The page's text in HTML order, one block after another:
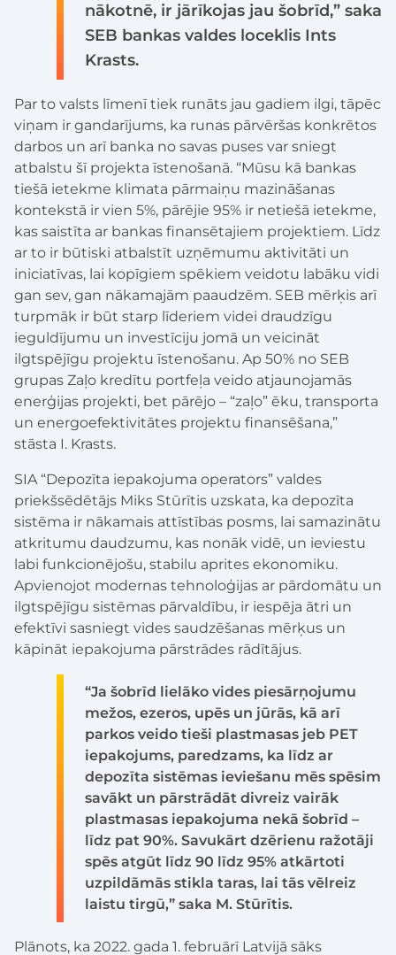
nākotnē, ir jārīkojas jau šobrīd,” saka
SEB bankas valdes loceklis Ints
Krasts.
Par to valsts līmenī tiek runāts jau gadiem ilgi, tāpēc
viņam ir gandarījums, ka runas pārvēršas konkrētos
darbos un arī banka no savas puses var sniegt
atbalstu šī projekta īstenošanā. “Mūsu kā bankas
tiešā ietekme klimata pārmaiņu mazināšanas
kontekstā ir vien 5%, pārējie 95% ir netiešā ietekme,
kas saistīta ar bankas finansētajiem projektiem. Līdz
ar to ir būtiski atbalstīt uzņēmumu aktivitāti un
iniciatīvas, lai kopīgiem spēkiem veidotu labāku vidi
gan sev, gan nākamajām paaudzēm. SEB mērķis arī
turpmāk ir būt starp līderiem videi draudzīgu
ieguldījumu un investīciju jomā un veicināt
ilgtspējīgu projektu īstenošanu. Ap 50% no SEB
grupas Zaļo kredītu portfeļa veido atjaunojamās
enerģijas projekti, bet pārējo – “zaļo” ēku, transporta
un energoefektivitātes projektu finansēšana,”
stāsta I. Krasts.
SIA “Depozīta iepakojuma operators” valdes
priekšsēdētājs Miks Stūrītis uzskata, ka depozīta
sistēma ir nākamais attīstības posms, lai samazinātu
atkritumu daudzumu, kas nonāk vidē, un ieviestu
labi funkcionējošu, stabilu aprites ekonomiku.
Apvienojot modernas tehnoloģijas ar pārdomātu un
ilgtspējīgu sistēmas pārvaldību, ir iespēja ātri un
efektīvi sasniegt vides saudzēšanas mērķus un
kāpināt iepakojuma pārstrādes rādītājus.
“Ja šobrīd lielāko vides piesārņojumu
mežos, ezeros, upēs un jūrās, kā arī
parkos veido tieši plastmasas jeb PET
iepakojums, paredzams, ka līdz ar
depozīta sistēmas ieviešanu mēs spēsim
savākt un pārstrādāt divreiz vairāk
plastmasas iepakojuma nekā šobrīd –
līdz pat 90%. Savukārt dzērienu ražotāji
spēs atgūt līdz 90 līdz 95% atkārtoti
uzpildāmās stikla taras, lai tās vēlreiz
laistu tirgū,” saka M. Stūrītis.
Plānots, ka 2022. gada 1. februārī Latvijā sāks